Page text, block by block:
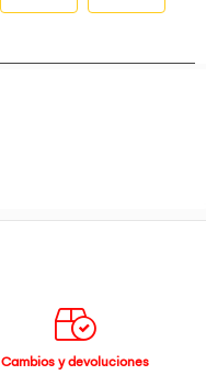
Cambios y devoluciones